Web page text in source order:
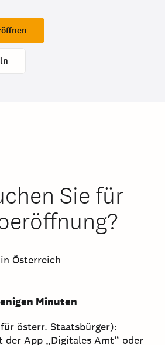
Sie für
Österreich
Minuten
österr. Staatsbürger):
der App „Digitales Amt“ oder